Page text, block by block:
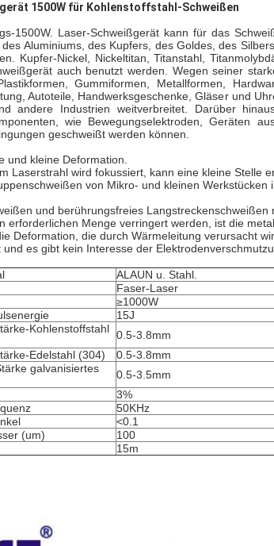
1500W für Kohlenstoffstahl-Schweißen
1500W. Laser-Schweißgerät kann für das
Aluminiums, des Kupfers, des Goldes, des
Kupfer-Nickel, Nickeltitan, Titanstahl,
auch benutzt werden. Wegen seiner
Gummiformen, Metallformen,
Autoteile, Handwerksgeschenke, Gläser und
andere Industrien weitverbreitet. Darüber
wie Bewegungselektroden, Geräten
geschweißt werden können.
und kleine Deformation.
Laserstrahl wird fokussiert, kann eine kleine Stelle
von Mikro- und kleinen
und berührungsfreies Langstreckenschweißen
erforderlichen Menge verringert werden, ist die
Deformation, die durch Wärmeleitung verursacht
es gibt kein Interesse der
ALAUN u. Stahl.
Faser-Laser
≥1000W
15J
Kohlenstoffstahl 0.5-3.8mm
Edelstahl (304)
0.5-3.8mm
galvanisiertes
0.5-3.5mm
3%
50KHz
<0.1
(um)
100
15m